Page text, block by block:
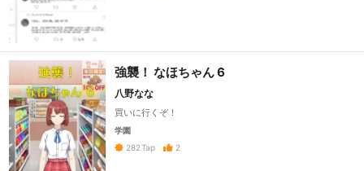
強襲！ なほちゃん 6
八野なな
買いに行くぞ！
学園
282Tap 2